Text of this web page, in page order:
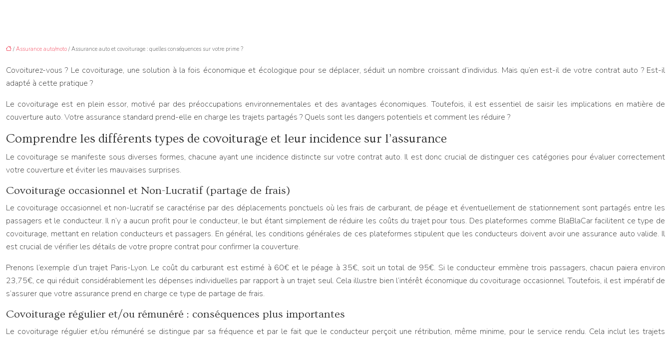
/ Assurance auto/moto / Assurance auto et covoiturage : quelles conséquences sur votre prime ?
Covoiturez-vous ? Le covoiturage, une solution à la fois économique et écologique pour se déplacer, séduit un nombre croissant d’individus. Mais qu’en est-il de votre contrat auto ? Est-il
adapté à cette pratique ?
Le covoiturage est en plein essor, motivé par des préoccupations environnementales et des avantages économiques. Toutefois, il est essentiel de saisir les implications en matière de
couverture auto. Votre assurance standard prend-elle en charge les trajets partagés ? Quels sont les dangers potentiels et comment les réduire ?
Comprendre les différents types de covoiturage et leur incidence sur l’assurance
Le covoiturage se manifeste sous diverses formes, chacune ayant une incidence distincte sur votre contrat auto. Il est donc crucial de distinguer ces catégories pour évaluer correctement
votre couverture et éviter les mauvaises surprises.
Covoiturage occasionnel et Non-Lucratif (partage de frais)
Le covoiturage occasionnel et non-lucratif se caractérise par des déplacements ponctuels où les frais de carburant, de péage et éventuellement de stationnement sont partagés entre les
passagers et le conducteur. Il n’y a aucun profit pour le conducteur, le but étant simplement de réduire les coûts du trajet pour tous. Des plateformes comme BlaBlaCar facilitent ce type de
covoiturage, mettant en relation conducteurs et passagers. En général, les conditions générales de ces plateformes stipulent que les conducteurs doivent avoir une assurance auto valide. Il
est crucial de vérifier les détails de votre propre contrat pour confirmer la couverture.
Prenons l’exemple d’un trajet Paris-Lyon. Le coût du carburant est estimé à 60€ et le péage à 35€, soit un total de 95€. Si le conducteur emmène trois passagers, chacun paiera environ
23,75€, ce qui réduit considérablement les dépenses individuelles par rapport à un trajet seul. Cela illustre bien l’intérêt économique du covoiturage occasionnel. Toutefois, il est impératif de
s’assurer que votre assurance prend en charge ce type de partage de frais.
Covoiturage régulier et/ou rémunéré : conséquences plus importantes
Le covoiturage régulier et/ou rémunéré se distingue par sa fréquence et par le fait que le conducteur perçoit une rétribution, même minime, pour le service rendu. Cela inclut les trajets